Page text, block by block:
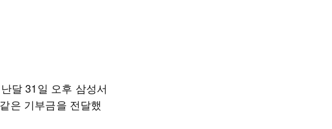
달 31일 오후 삼성서
은 기부금을 전달했